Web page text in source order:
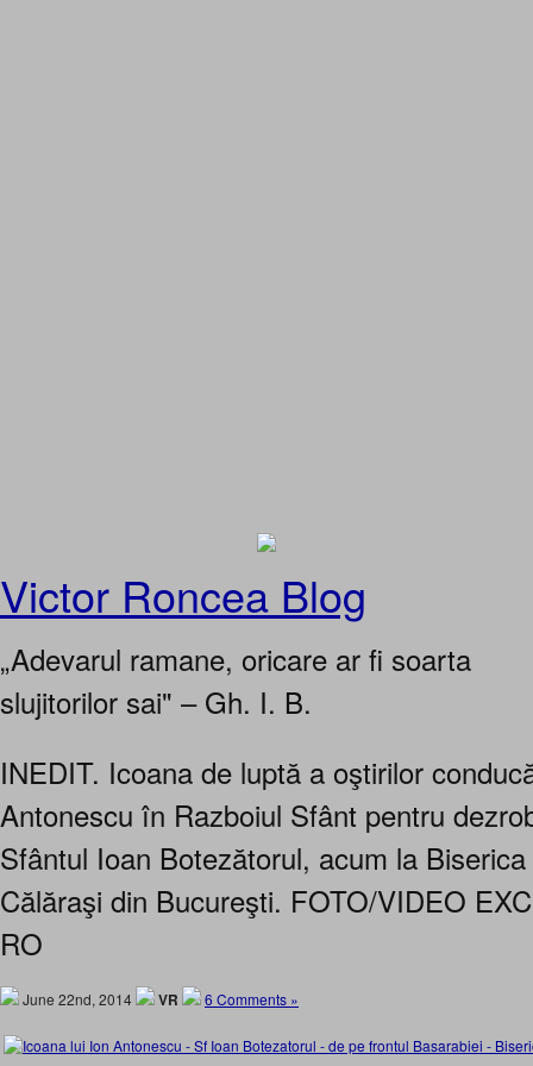
Victor Roncea Blog
„Adevarul ramane, oricare ar fi soarta
slujitorilor sai" – Gh. I. B.
INEDIT. Icoana de luptă a oştirilor
Antonescu în Razboiul Sfânt pentru
Sfântul Ioan Botezătorul, acum la
Călăraşi din Bucureşti. FOTO/VIDEO
RO
June 22nd, 2014 VR 6 Comments »